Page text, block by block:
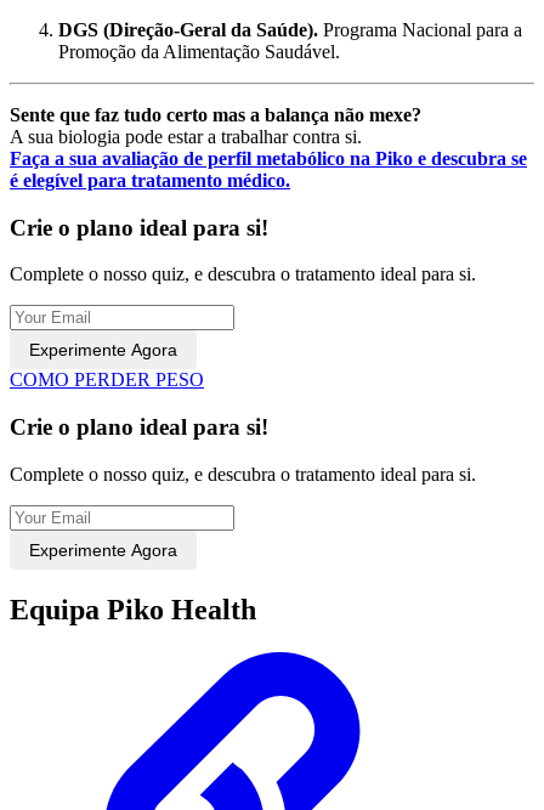
DGS (Direção-Geral da Saúde). Programa Nacional para a
Promoção da Alimentação Saudável.
Sente que faz tudo certo mas a balança não mexe?
A sua biologia pode estar a trabalhar contra si.
Faça a sua avaliação de perfil metabólico na Piko e descubra se
é elegível para tratamento médico.
Crie o plano ideal para si!
Complete o nosso quiz, e descubra o tratamento ideal para si.
Experimente Agora
COMO PERDER PESO
Crie o plano ideal para si!
Complete o nosso quiz, e descubra o tratamento ideal para si.
Experimente Agora
Equipa Piko Health